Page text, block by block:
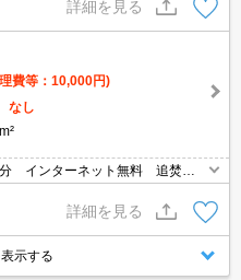
詳細を見る
費等：10,000円)
なし
インターネット無料 追焚バ
月
詳細を見る
示する